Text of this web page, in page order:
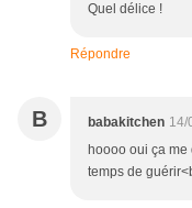
Quel délice !
Répondre
B babakitchen 14/
hoooo oui ça
temps de